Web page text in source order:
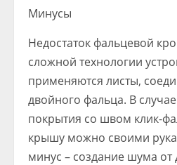
Минусы
Недостаток фальцевой
сложной технологии
применяются листы,
двойного фальца. В
покрытия со швом клик-
крышу можно своими
минус – создание шума от